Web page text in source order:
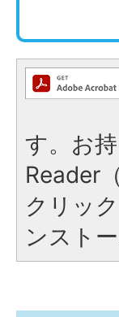
す。お
Reader
クリッ
ンスト